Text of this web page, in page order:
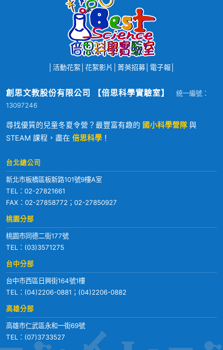
活動花絮 花絮影片 菁英招募│ 電子報
創思文教股份有限公司 【倍思科學實驗室】
統一編號：
13097246
尋找優質的兒童冬夏令營？最豐富有趣的 國小科學營隊 與
STEAM 課程，盡在 倍思科學 ！
台北總公司
新北市板橋區板新路101號9樓A室
TEL： 02-27821661
FAX：02-27858772；02-27850927
桃園分部
桃園市同德二街177號
TEL： (03)3571275
台中分部
台中市西區日興街164號1樓
TEL： (04)2206-0881 ； (04)2206-0882
高雄分部
高雄市仁武區永和一街69號
TEL： (07)3733527